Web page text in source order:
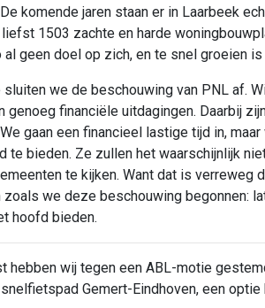
komende jaren staan er in Laarbeek
1503 zachte en harde
geen doel op zich, en te snel groeien
sluiten we de beschouwing van PNL af.
genoeg financiële uitdagingen. Daarbij
gaan een financieel lastige tijd in,
te bieden. Ze zullen het waarschijnlijk
te kijken. Want dat is
zoals we deze beschouwing begonnen:
hoofd bieden.
hebben wij tegen een ABL-motie
snelfietspad Gemert-Eindhoven, een